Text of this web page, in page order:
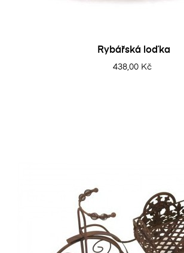
Rybářská loďka
438,00 Kč